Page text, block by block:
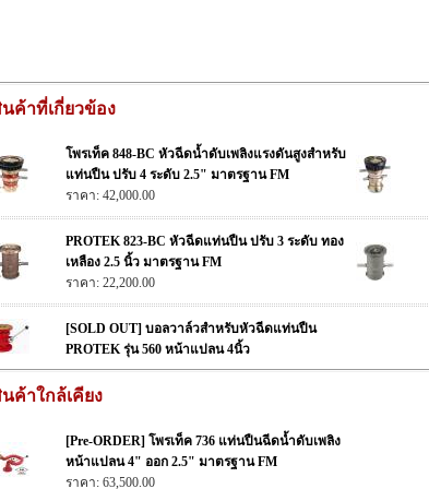
ค้าที่เกี่ยวข้อง
โพรเท็ค 848-BC หัวฉีดน้ำดับเพลิงแรงดันสูงสำหรับ
แท่นปืน ปรับ 4 ระดับ 2.5" มาตรฐาน FM
ราคา: 42,000.00
PROTEK 823-BC หัวฉีดแท่นปืน ปรับ 3 ระดับ ทอง
เหลือง 2.5 นิ้ว มาตรฐาน FM
ราคา: 22,200.00
[SOLD OUT] บอลวาล์วสำหรับหัวฉีดแท่นปืน
PROTEK รุ่น 560 หน้าแปลน 4นิ้ว
ค้าใกล้เคียง
[Pre-ORDER] โพรเท็ค 736 แท่นปืนฉีดน้ำดับเพลิง
หน้าแปลน 4" ออก 2.5" มาตรฐาน FM
ราคา: 63,500.00